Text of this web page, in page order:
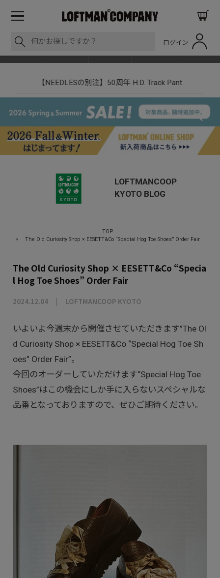
ログイン
【NEEDLESの別注】50周年 H.D. Track Pant
LOFTMANCOOP
KYOTOBLOG
TOP
>
The Old Curiosity Shop × EESETT&Co “Special Hog Toe Shoes” Order Fair
The Old Curiosity Shop × EESETT&Co “Specia
l Hog Toe Shoes” Order Fair
2024.12.04 LOFTMANCOOP KYOTO
いよいよ今週末から開催させていただきます”The Ol
d Curiosity Shop × EESETT&Co “Special Hog Toe Sh
oes” Order Fair”。
今回のオーダーしていただけます“Special Hog Toe
Shoes”はこの機会にしか手に入らないスペシャルな
品番となっておりますので、ぜひご期待ください。